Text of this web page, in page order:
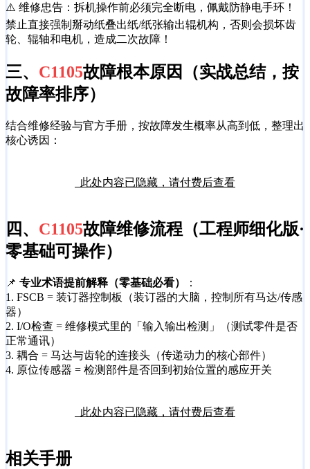
⚠️ 维修忠告：拆机操作前必须完全断电，佩戴防静电手环！
禁止直接强制掰动纸叠出纸/纸张输出辊机构，否则会损坏齿
轮、辊轴和电机，造成二次故障！
三、 C1105故障根本原因（实战总结，按
故障率排序）
结合维修经验与官方手册，按故障发生概率从高到低，整理出
核心诱因：
此处内容已隐藏，请付费后查看
四、 C1105故障维修流程（工程师细化版·
零基础可操作）
📌 专业术语提前解释（零基础必看）
：
1. FSCB = 装订器控制板（装订器的大脑，控制所有马达/传感
器）
2. I/O检查 = 维修模式里的「输入输出检测」（测试零件是否
正常通讯）
3. 耦合 = 马达与齿轮的连接头（传递动力的核心部件）
4. 原位传感器 = 检测部件是否回到初始位置的感应开关
此处内容已隐藏，请付费后查看
相关手册